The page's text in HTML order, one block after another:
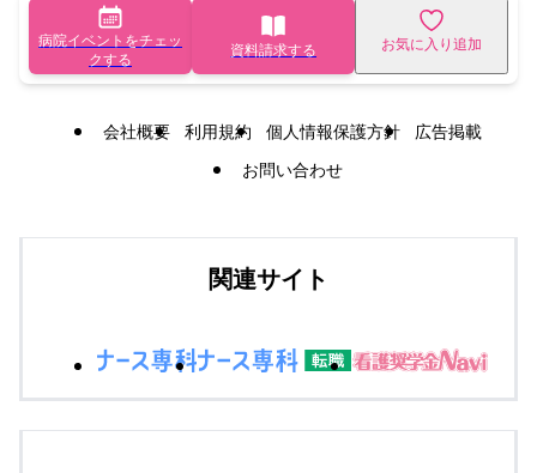
病院イベントをチェッ
クする
資料請求する お気に入り追加
会社概要 利用規約 個人情報保護方針
広告掲載
お問い合わせ
関連サイト